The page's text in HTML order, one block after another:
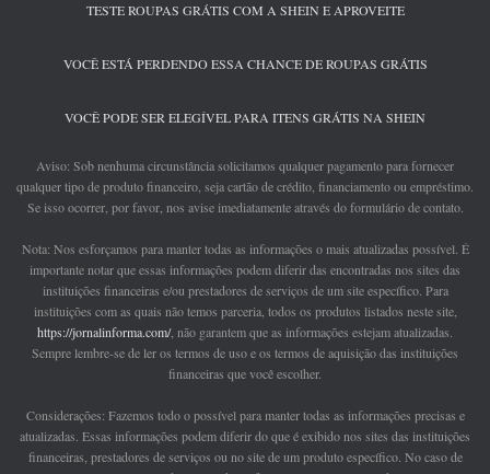
TESTE ROUPAS GRÁTIS COM A SHEIN E APROVEITE
VOCÊ ESTÁ PERDENDO ESSA CHANCE DE ROUPAS GRÁTIS
VOCÊ PODE SER ELEGÍVEL PARA ITENS GRÁTIS NA SHEIN
Aviso: Sob nenhuma circunstância solicitamos qualquer pagamento para fornecer
qualquer tipo de produto financeiro, seja cartão de crédito, financiamento ou empréstimo.
Se isso ocorrer, por favor, nos avise imediatamente através do formulário de contato.
Nota: Nos esforçamos para manter todas as informações o mais atualizadas possível. É
importante notar que essas informações podem diferir das encontradas nos sites das
instituições financeiras e/ou prestadores de serviços de um site específico. Para
instituições com as quais não temos parceria, todos os produtos listados neste site,
https://jornalinforma.com/, não garantem que as informações estejam atualizadas.
Sempre lembre-se de ler os termos de uso e os termos de aquisição das instituições
financeiras que você escolher.
Considerações: Fazemos todo o possível para manter todas as informações precisas e
atualizadas. Essas informações podem diferir do que é exibido nos sites das instituições
financeiras, prestadores de serviços ou no site de um produto específico. No caso de